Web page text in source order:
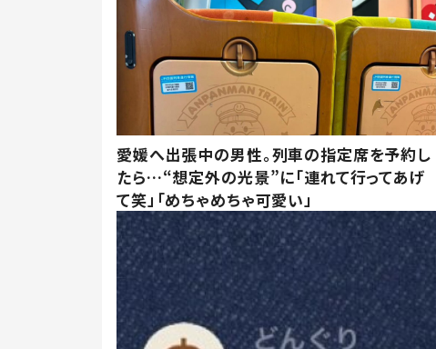
愛媛へ出張中の男性。列車の指定席を予約し
たら…“想定外の光景”に「連れて行ってあげ
て笑」「めちゃめちゃ可愛い」